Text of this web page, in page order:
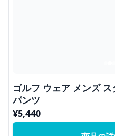
ゴルフ ウェア メンズ
パンツ
¥5,440